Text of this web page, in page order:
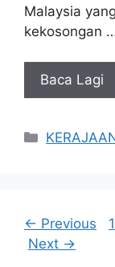
Malaysia
kekosongan
Baca Lagi
Categories
← Previous 1
Next →